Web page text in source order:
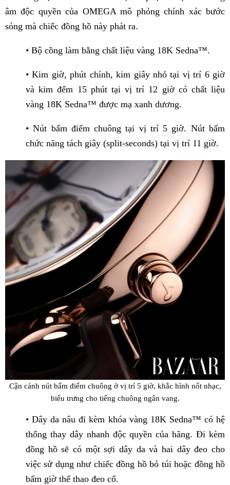
âm độc quyền của OMEGA mô phỏng chính xác bước
sóng mà chiếc đồng hồ này phát ra.
• Bộ cồng làm bằng chất liệu vàng 18K Sedna™.
• Kim giờ, phút chính, kim giây nhỏ tại vị trí 6 giờ
và kim đếm 15 phút tại vị trí 12 giờ có chất liệu
vàng 18K Sedna™ được mạ xanh dương.
• Nút bấm điểm chuông tại vị trí 5 giờ. Nút bấm
chức năng tách giây (split-seconds) tại vị trí 11 giờ.
Cận cảnh nút bấm điểm chuông ở vị trí 5 giờ, khắc hình nốt nhạc,
biểu trưng cho tiếng chuông ngân vang.
• Dây da nâu đi kèm khóa vàng 18K Sedna™ có hệ
thống thay dây nhanh độc quyền của hãng. Đi kèm
đồng hồ sẽ có một sợi dây da và hai dây đeo cho
việc sử dụng như chiếc đồng hồ bỏ túi hoặc đồng hồ
bấm giờ thể thao đeo cổ.